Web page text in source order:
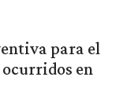
para el
en